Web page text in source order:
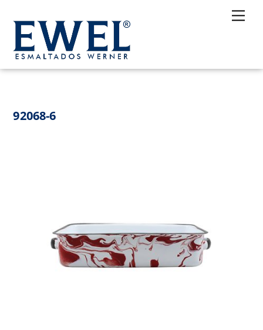
content
92068-6